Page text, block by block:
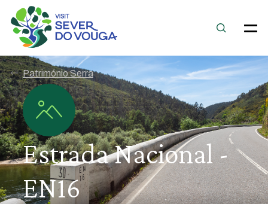
Património Serra
Estrada Nacional -
EN16